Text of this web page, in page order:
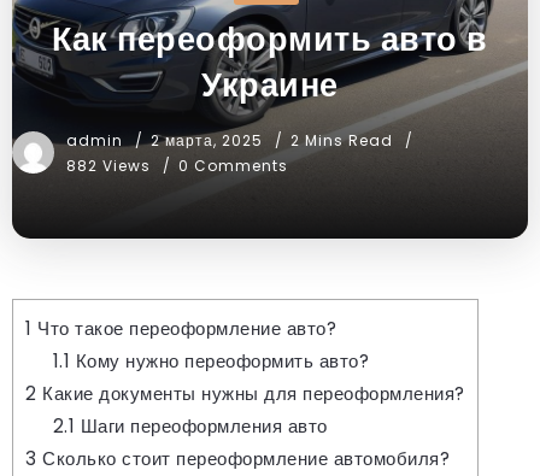
Как переоформить авто в
Украине
admin 2 марта, 2025
2 Mins Read
882 Views
0 Comments
1 Что такое переоформление авто?
1.1 Кому нужно переоформить авто?
2 Какие документы нужны для переоформления?
2.1 Шаги переоформления авто
3 Сколько стоит переоформление автомобиля?